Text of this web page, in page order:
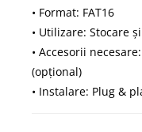
• Format: FAT16
• Utilizare: Stocare
• Accesorii
(opțional)
• Instalare: Plug &